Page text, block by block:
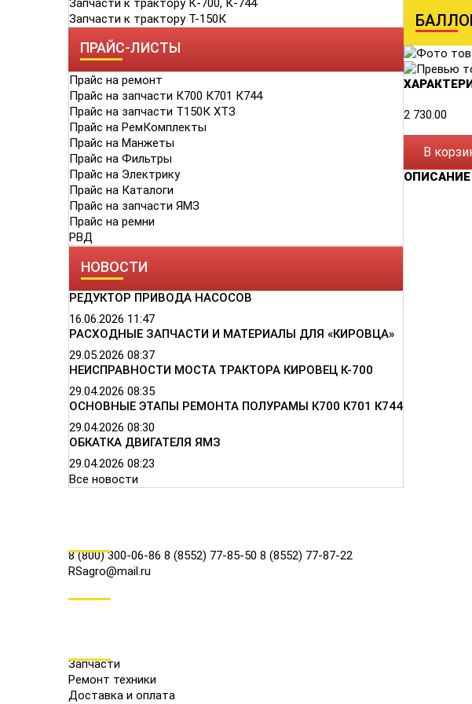
Запчасти к трактору К-700, К-744
Запчасти к трактору Т-150К
ПРАЙС-ЛИСТЫ
Прайс на ремонт
Прайс на запчасти К700 К701 К744
Прайс на запчасти Т150К ХТЗ
Прайс на РемКомплекты
Прайс на Манжеты
Прайс на Фильтры
Прайс на Электрику
Прайс на Каталоги
Прайс на запчасти ЯМЗ
Прайс на ремни
РВД
НОВОСТИ
РЕДУКТОР ПРИВОДА НАСОСОВ
16.06.2026 11:47
РАСХОДНЫЕ ЗАПЧАСТИ И МАТЕРИАЛЫ ДЛЯ «КИРОВЦА»
29.05.2026 08:37
НЕИСПРАВНОСТИ МОСТА ТРАКТОРА КИРОВЕЦ К-700
29.04.2026 08:35
ОСНОВНЫЕ ЭТАПЫ РЕМОНТА ПОЛУРАМЫ К700 К701 К744
29.04.2026 08:30
ОБКАТКА ДВИГАТЕЛЯ ЯМЗ
29.04.2026 08:23
Все новости
2 730.00
В
ОПИСАНИЕ
8 (800) 300-06-86 8 (8552) 77-85-50 8 (8552) 77-87-22
RSagro@mail.ru
Запчасти
Ремонт техники
Доставка и оплата